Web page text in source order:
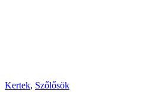
Kertek, Szőlősök